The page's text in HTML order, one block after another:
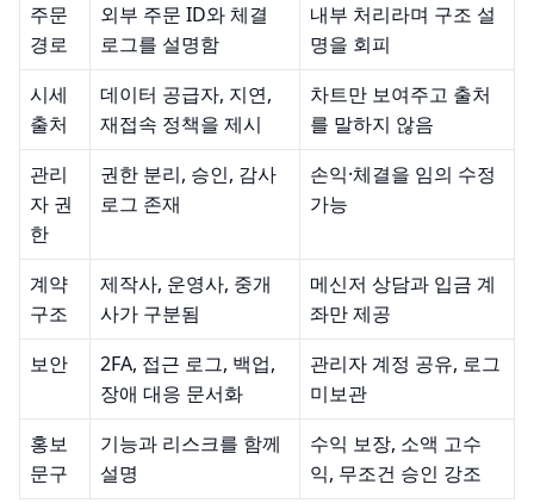
주문
경로
외부 주문 ID와 체결
로그를 설명함
내부 처리라며 구조 설
명을 회피
시세
출처
데이터 공급자, 지연,
재접속 정책을 제시
차트만 보여주고 출처
를 말하지 않음
관리
자 권
한
권한 분리, 승인, 감사
로그 존재
손익·체결을 임의 수정
가능
계약
구조
제작사, 운영사, 중개
사가 구분됨
메신저 상담과 입금 계
좌만 제공
보안
2FA, 접근 로그, 백업,
장애 대응 문서화
관리자 계정 공유, 로그
미보관
홍보
문구
기능과 리스크를 함께
설명
수익 보장, 소액 고수
익, 무조건 승인 강조